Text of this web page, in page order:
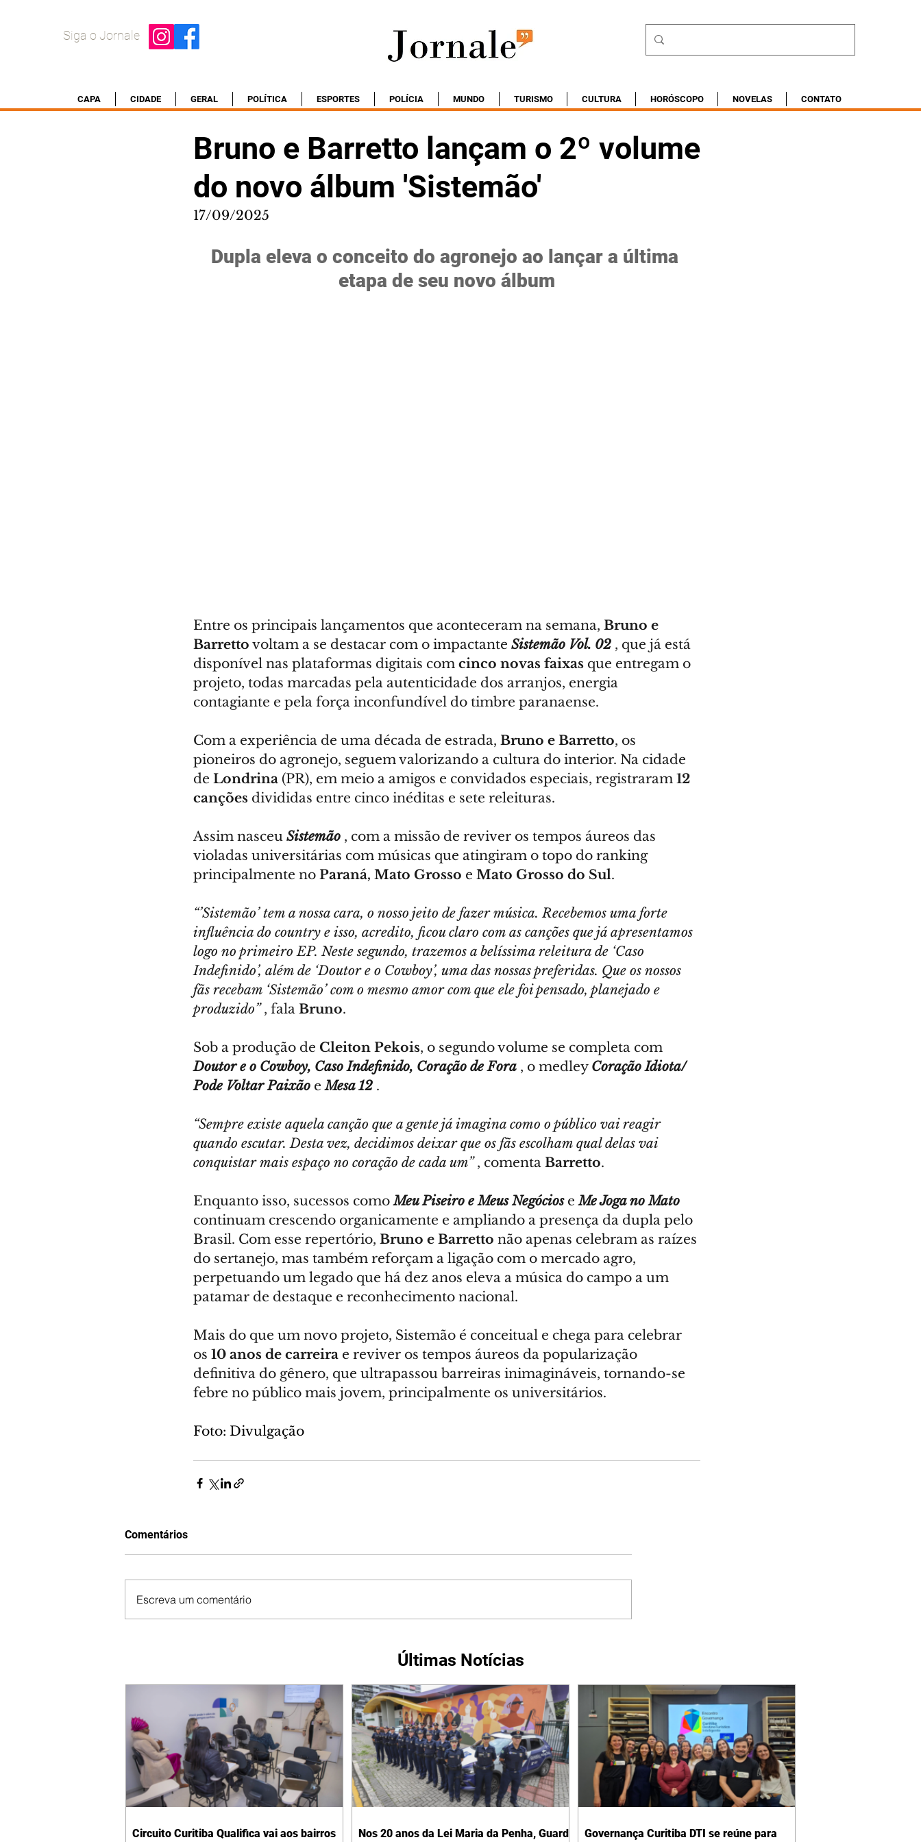
Siga o Jornale
CAPA CIDADE GERAL POLÍTICA ESPORTES POLÍCIA MUNDO TURISMO CULTURA HORÓSCOPO NOVELAS CONTATO
Bruno e Barretto lançam o 2º volume
do novo álbum 'Sistemão'
17/09/2025
Dupla eleva o conceito do agronejo ao lançar a última
etapa de seu novo álbum
Entre os principais lançamentos que aconteceram na semana, Bruno e
Barretto voltam a se destacar com o impactante Sistemão Vol. 02 , que já está
disponível nas plataformas digitais com cinco novas faixas que entregam o
projeto, todas marcadas pela autenticidade dos arranjos, energia
contagiante e pela força inconfundível do timbre paranaense.
Com a experiência de uma década de estrada, Bruno e Barretto, os
pioneiros do agronejo, seguem valorizando a cultura do interior. Na cidade
de Londrina (PR), em meio a amigos e convidados especiais, registraram 12
canções divididas entre cinco inéditas e sete releituras.
Assim nasceu Sistemão , com a missão de reviver os tempos áureos das
violadas universitárias com músicas que atingiram o topo do ranking
principalmente no Paraná, Mato Grosso e Mato Grosso do Sul.
“’Sistemão’ tem a nossa cara, o nosso jeito de fazer música. Recebemos uma forte
influência do country e isso, acredito, ficou claro com as canções que já apresentamos
logo no primeiro EP. Neste segundo, trazemos a belíssima releitura de ‘Caso
Indefinido’, além de ‘Doutor e o Cowboy’, uma das nossas preferidas. Que os nossos
fãs recebam ‘Sistemão’ com o mesmo amor com que ele foi pensado, planejado e
produzido” , fala Bruno.
Sob a produção de Cleiton Pekois, o segundo volume se completa com
Doutor e o Cowboy, Caso Indefinido, Coração de Fora , o medley Coração Idiota/
Pode Voltar Paixão e Mesa 12 .
“Sempre existe aquela canção que a gente já imagina como o público vai reagir
quando escutar. Desta vez, decidimos deixar que os fãs escolham qual delas vai
conquistar mais espaço no coração de cada um” , comenta Barretto.
Enquanto isso, sucessos como Meu Piseiro e Meus Negócios e Me Joga no Mato
continuam crescendo organicamente e ampliando a presença da dupla pelo
Brasil. Com esse repertório, Bruno e Barretto não apenas celebram as raízes
do sertanejo, mas também reforçam a ligação com o mercado agro,
perpetuando um legado que há dez anos eleva a música do campo a um
patamar de destaque e reconhecimento nacional.
Mais do que um novo projeto, Sistemão é conceitual e chega para celebrar
os 10 anos de carreira e reviver os tempos áureos da popularização
definitiva do gênero, que ultrapassou barreiras inimagináveis, tornando-se
febre no público mais jovem, principalmente os universitários.
Foto: Divulgação
Comentários
Escreva um comentário
Últimas Notícias
Circuito Curitiba Qualifica vai aos bairros
Nos 20 anos da Lei Maria da Penha, Guarda
Governança Curitiba DTI se reúne para